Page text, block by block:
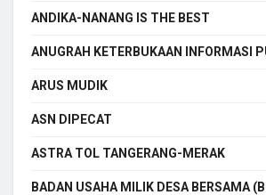
ANDIKA-NANANG IS THE BEST
ANUGRAH KETERBUKAAN INFORMASI
ARUS MUDIK
ASN DIPECAT
ASTRA TOL TANGERANG-MERAK
BADAN USAHA MILIK DESA BERSAMA